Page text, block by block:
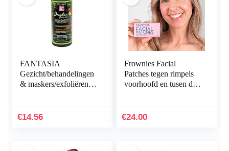
FANTASIA
Gezicht/behandelingen
& maskers/exfoliëren &
€14.56
Frownies Facial
Patches tegen rimpels
voorhoofd en tusen de
€24.00